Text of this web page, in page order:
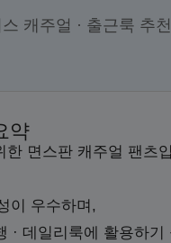
캐주얼 · 출근룩 추천
약
한 면스판 캐주얼 팬츠
이 우수하며,
· 데일리룩에 활용하기